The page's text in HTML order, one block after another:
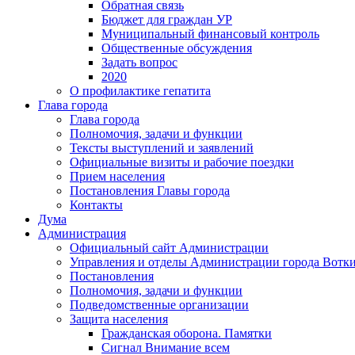
Обратная связь
Бюджет для граждан УР
Муниципальный финансовый контроль
Общественные обсуждения
Задать вопрос
2020
О профилактике гепатита
Глава города
Глава города
Полномочия, задачи и функции
Тексты выступлений и заявлений
Официальные визиты и рабочие поездки
Прием населения
Постановления Главы города
Контакты
Дума
Администрация
Официальный сайт Администрации
Управления и отделы Администрации города
Постановления
Полномочия, задачи и функции
Подведомственные организации
Защита населения
Гражданская оборона. Памятки
Сигнал Внимание всем